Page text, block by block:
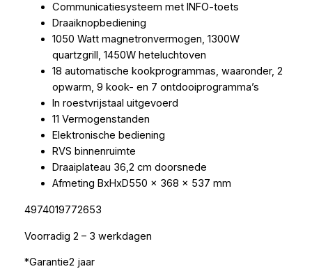
Communicatiesysteem met INFO-toets
Draaiknopbediening
1050 Watt magnetronvermogen, 1300W
quartzgrill, 1450W heteluchtoven
18 automatische kookprogrammas, waaronder, 2
opwarm, 9 kook- en 7 ontdooiprogramma’s
In roestvrijstaal uitgevoerd
11 Vermogenstanden
Elektronische bediening
RVS binnenruimte
Draaiplateau 36,2 cm doorsnede
Afmeting BxHxD550 x 368 x 537 mm
4974019772653
Voorradig 2 – 3 werkdagen
*Garantie2 jaar